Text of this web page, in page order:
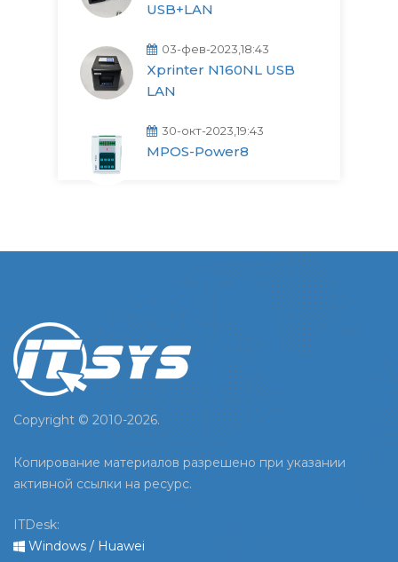
USB+LAN
03-фев-2023,18:43
Xprinter N160NL USB
LAN
30-окт-2023,19:43
MPOS-Power8
Copyright © 2010-2026.
Копирование материалов разрешено при указании
активной ссылки на ресурс.
ITDesk:
Windows / Huawei